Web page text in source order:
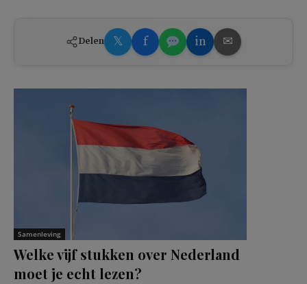
Delen 𝕏 f in ✉
Samenleving
Welke vijf stukken over Nederland
moet je echt lezen?